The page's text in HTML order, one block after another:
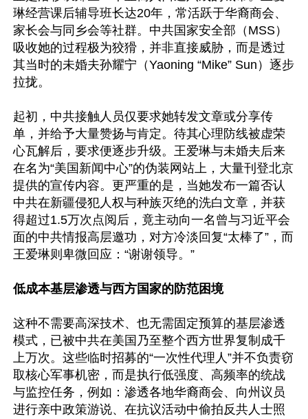
琳经营课后辅导班长达20年，常活跃于华裔商会、
家长会与同乡会等社群。中共国家安全部（MSS）
吸收她的过程极为狡猾，并非直接威胁，而是透过
其当时的未婚夫孙耀宁（Yaoning “Mike” Sun）逐步
拉拢。
起初，中共接触人员仅要求她转发文章或分享传
单，并给予大量赞扬与肯定。待其心理防线被虚荣
心瓦解后，要求便逐步升级。王爱琳与未婚夫后来
在名为“美国新闻中心”的伪装网站上，大量刊登北京
提供的宣传内容。更严重的是，当她发布一篇否认
中共在新疆侵犯人权与种族灭绝的洗白文章，并获
得超过1.5万次点阅后，竟主动向一名曾与习近平会
面的中共情报高层邀功，对方冷淡回复“太棒了”，而
王爱琳则卑微回应：“谢谢领导。”
低成本基层渗透与西方国家的防范困境
这种不需要高深技术、也无需固定预算的基层渗透
模式，已被中共在美国乃至整个西方世界复制成千
上万次。这些临时招募的“一次性代理人”并不负责窃
取核心军事机密，而是执行低强度、高频率的统战
与监控任务，例如：渗透各地华裔商会、向州议员
进行亲中政策游说、在抗议活动中偷拍反共人士照